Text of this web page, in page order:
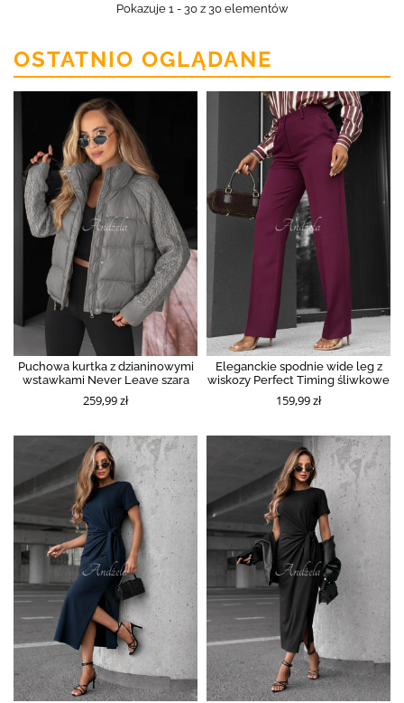
Pokazuje 1 - 30 z 30 elementów
OSTATNIO OGLĄDANE
Puchowa kurtka z dzianinowymi
wstawkami Never Leave szara
259,99 zł
Eleganckie spodnie wide leg z
wiskozy Perfect Timing śliwkowe
159,99 zł